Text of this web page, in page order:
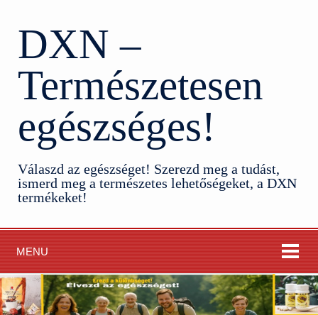
DXN –
Természetesen
egészséges!
Válaszd az egészséget! Szerezd meg a tudást,
ismerd meg a természetes lehetőségeket, a DXN
termékeket!
MENU